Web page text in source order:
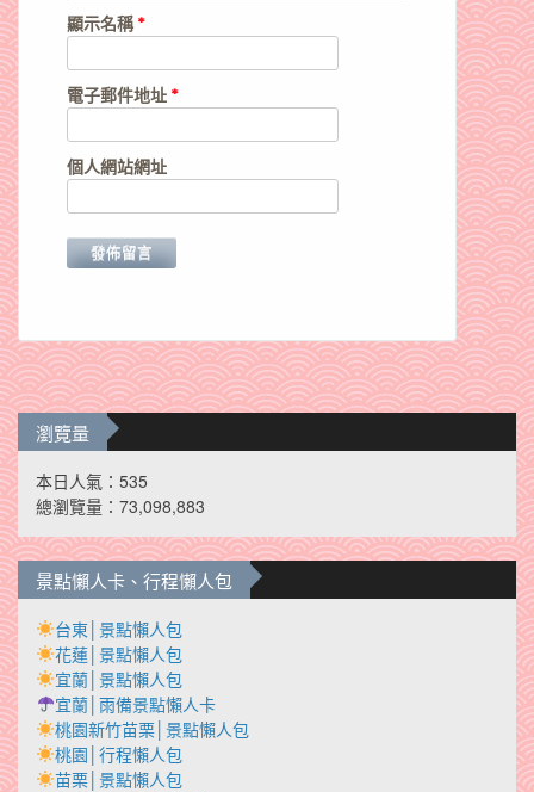
顯示名稱*
電子郵件地址 *
個人網站網址
瀏覽量
本日人氣：535
總瀏覽量：73,098,883
景點懶人卡、行程懶人包
台東│景點懶人包
花蓮│景點懶人包
宜蘭│景點懶人包
宜蘭│雨備景點懶人卡
桃園新竹苗栗│景點懶人包
桃園│行程懶人包
苗栗│景點懶人包